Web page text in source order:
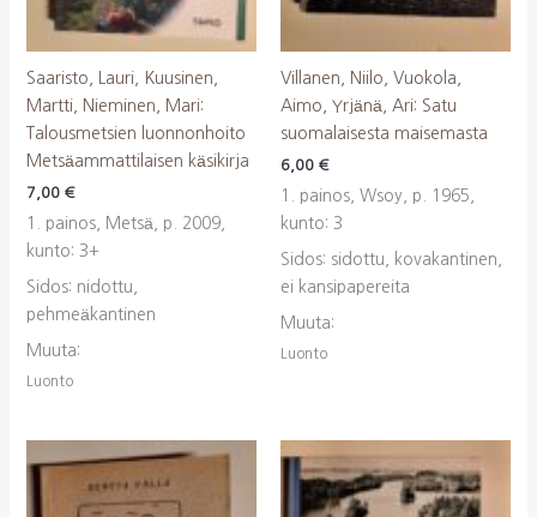
Saaristo, Lauri, Kuusinen,
Martti, Nieminen, Mari:
Talousmetsien luonnonhoito
Metsäammattilaisen käsikirja
7,00 €
1. painos, Metsä, p. 2009,
kunto: 3+
Sidos: nidottu,
pehmeäkantinen
Muuta:
Luonto
Villanen, Niilo, Vuokola,
Aimo, Yrjänä, Ari: Satu
suomalaisesta maisemasta
6,00 €
1. painos, Wsoy, p. 1965,
kunto: 3
Sidos: sidottu, kovakantinen,
ei kansipapereita
Muuta:
Luonto